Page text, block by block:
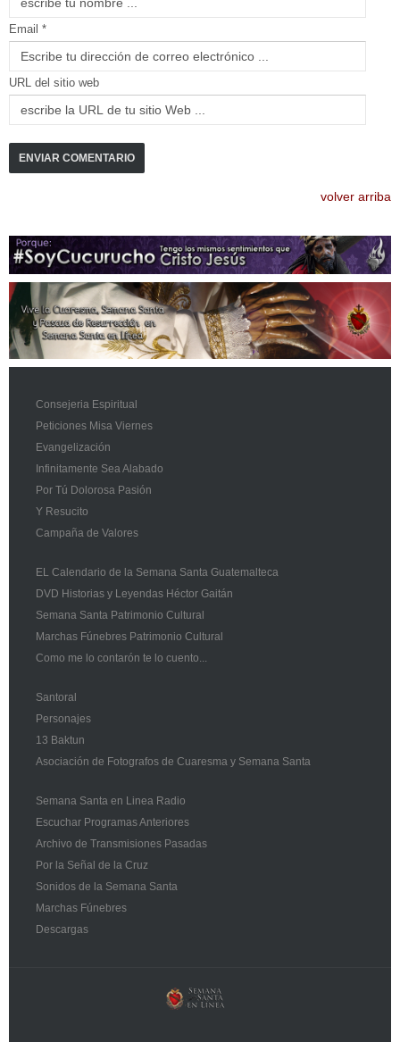
Email *
URL del sitio web
volver arriba
Consejeria Espiritual
Peticiones Misa Viernes
Evangelización
Infinitamente Sea Alabado
Por Tú Dolorosa Pasión
Y Resucito
Campaña de Valores
EL Calendario de la Semana Santa Guatemalteca
DVD Historias y Leyendas Héctor Gaitán
Semana Santa Patrimonio Cultural
Marchas Fúnebres Patrimonio Cultural
Como me lo contarón te lo cuento...
Santoral
Personajes
13 Baktun
Asociación de Fotografos de Cuaresma y Semana Santa
Semana Santa en Linea Radio
Escuchar Programas Anteriores
Archivo de Transmisiones Pasadas
Por la Señal de la Cruz
Sonidos de la Semana Santa
Marchas Fúnebres
Descargas